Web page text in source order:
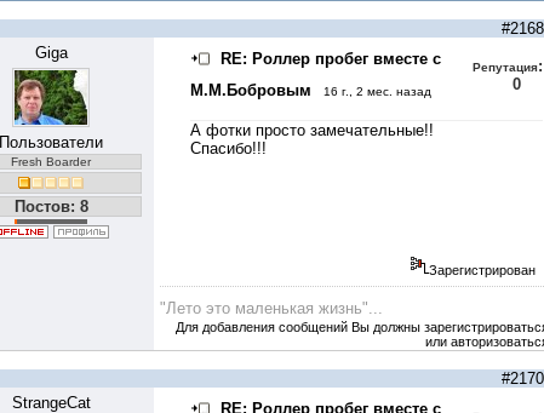
#2168
Giga
Пользователи
Fresh Boarder
Постов: 8
RE: Роллер пробег вместе с
М.М.Бобровым
16 г., 2 мес. назад
Репутация:
0
А фотки просто замечательные!!
Спасибо!!!
Зарегистрирован
"Лето это маленькая жизнь"...
Для добавления сообщений Вы должны
или
#2170
StrangeCat
RE: Роллер пробег вместе с